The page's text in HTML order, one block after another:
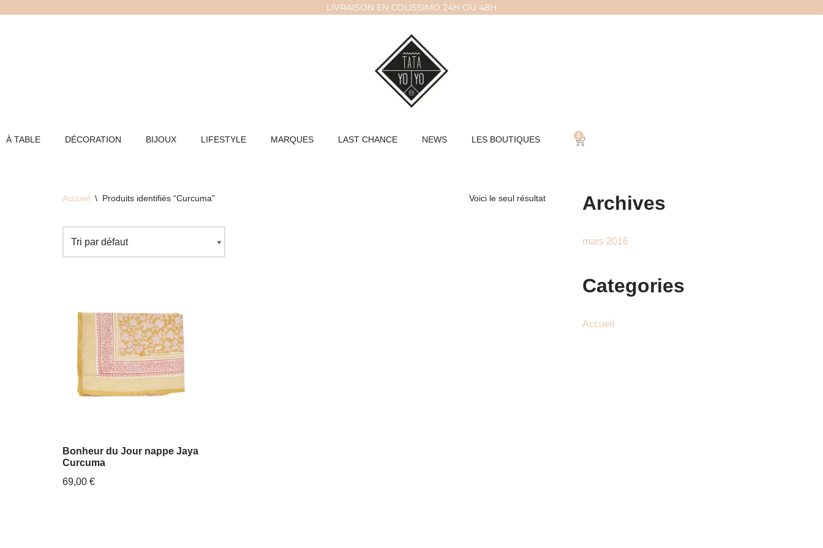
LIVRAISON EN COLISSIMO 24H OU 48H
À TABLE DÉCORATION BIJOUX LIFESTYLE MARQUES LAST CHANCE NEWS LES BOUTIQUES 0
Accueil \ Produits identifiés “Curcuma” Voici le seul résultat
Bonheur du Jour nappe Jaya
Curcuma
69,00 €
Archives
mars 2016
Categories
Accueil